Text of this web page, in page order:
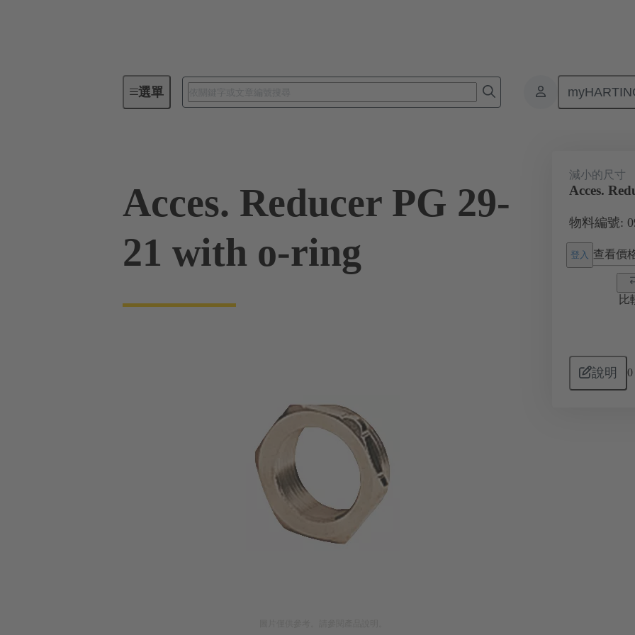
選單 電纜緊固件 09 00 000 5068
Acces. Reducer PG 29-
21 with o-ring
減小的尺寸
Acces.
物料編號:
登入 查看價
比
說明 0